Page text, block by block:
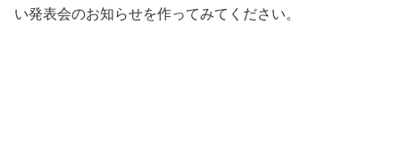
い発表会のお知らせを作ってみてください。